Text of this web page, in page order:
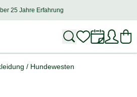
25 Jahre Erfahrung
über25 Jahre Erfahrung
/ Hundewesten